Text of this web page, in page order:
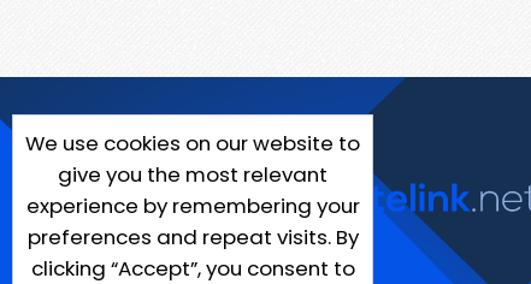
We use cookies on our website to
give you the most relevant
experience by remembering your
preferences and repeat visits. By
clicking “Accept”, you consent to